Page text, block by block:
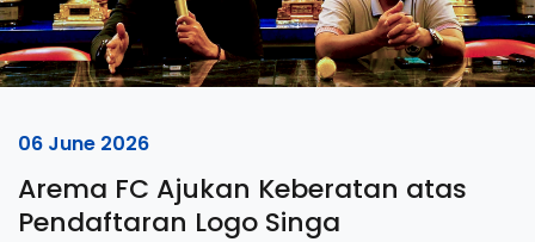
06 June 2026
Arema FC Ajukan Keberatan atas
Pendaftaran Logo Singa